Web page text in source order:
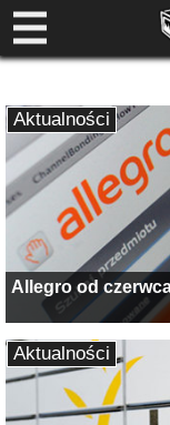
Allegro od
Aktualności
Aktualności